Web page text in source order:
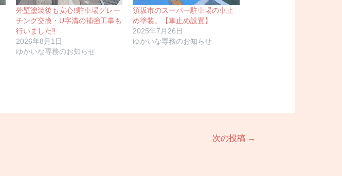
外壁塗装後も安心‼駐車場グレー
チング交換・U字溝の補強工事も
行いました‼
2026年8月1日
ゆかいな専務のお知らせ
須坂市のスーパー駐車場の車止
め塗装。【車止め設置】
2025年7月26日
ゆかいな専務のお知らせ
次の投稿 →